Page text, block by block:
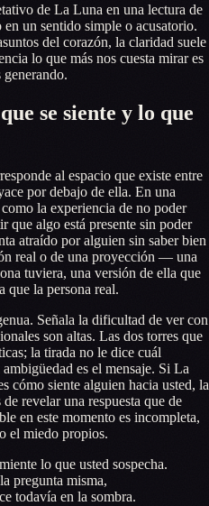
de La Luna en una lectura de
un sentido simple o acusatorio.
del corazón, la claridad suele
lo que más nos cuesta mirar es
generando.
se siente y lo que
al espacio que existe entre
por debajo de ella. En una
la experiencia de no poder
que algo está presente sin poder
atraído por alguien sin saber bien
real o de una proyección — una
tuviera, una versión de ella que
que la persona real.
Señala la dificultad de ver con
son altas. Las dos torres que
la tirada no le dice cuál
es el mensaje. Si La
cómo siente alguien hacia usted, la
revelar una respuesta que de
en este momento es incompleta,
el miedo propios.
lo que usted sospecha.
pregunta misma,
todavía en la sombra.